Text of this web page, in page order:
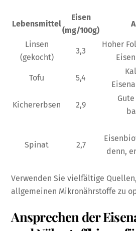
Lebensmittel
Eisen
(mg/100g)
Linsen
(gekocht)
3,3
Hoher
Tofu 5,4
Kichererbsen 2,9
Spinat 2,7
denn,
Verwenden Sie vielfältige
allgemeinen Mikronährstoffe zu
Ansprechen der